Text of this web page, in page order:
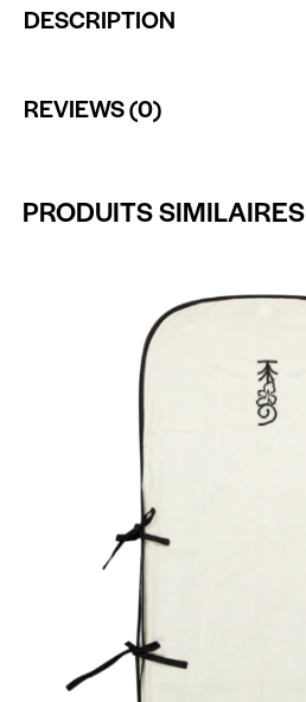
DESCRIPTION
REVIEWS (0)
PRODUITS SIMILAIRES